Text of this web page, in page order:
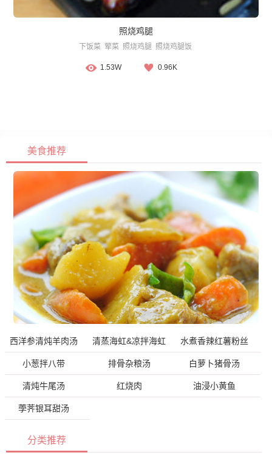
照烧鸡腿
下饭菜 荤菜 照烧鸡腿 照烧鸡腿饭
1.53W 0.96K
美食推荐
西洋参清炖羊肉汤 清蒸海虹&凉拌海虹 水煮香辣红薯粉丝
小葱拌八带 排骨杂粮汤 白萝卜猪骨汤
清炖牛尾汤 红烧肉 油浸小黄鱼
荸荠银耳甜汤
分类推荐